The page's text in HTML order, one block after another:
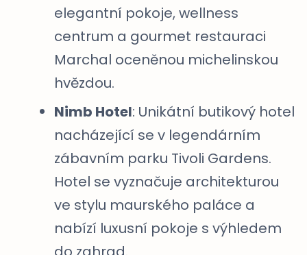
elegantní pokoje, wellness
centrum a gourmet restauraci
Marchal oceněnou michelinskou
hvězdou.
Nimb Hotel: Unikátní butikový hotel
nacházející se v legendárním
zábavním parku Tivoli Gardens.
Hotel se vyznačuje architekturou
ve stylu maurského paláce a
nabízí luxusní pokoje s výhledem